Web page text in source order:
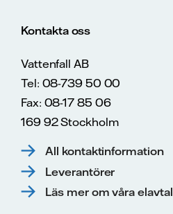
Kontakta oss
Vattenfall AB
Tel: 08-739 50 00
Fax: 08-17 85 06
169 92 Stockholm
All kontaktinformation
Leverantörer
Läs mer om våra elavtal